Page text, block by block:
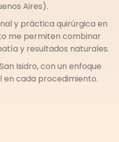
Aires).
y práctica quirúrgica en
me permiten combinar
y resultados naturales.
San Isidro, con un enfoque
en cada procedimiento.